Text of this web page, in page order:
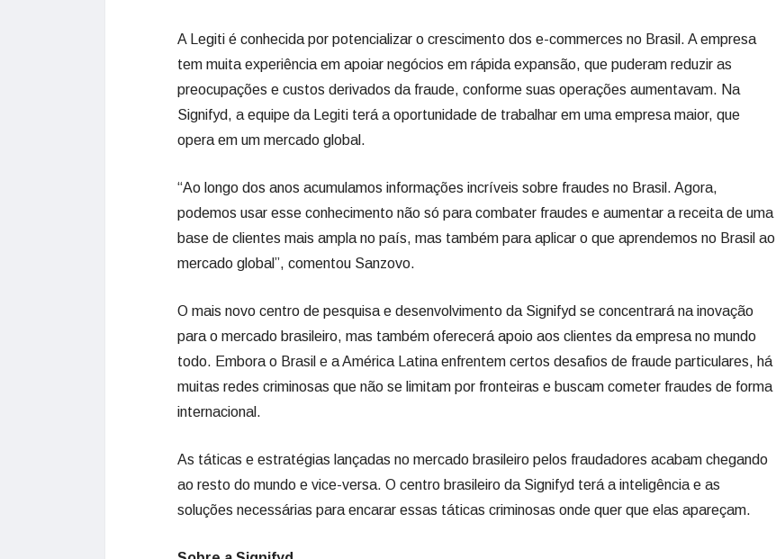
A Legiti é conhecida por potencializar o crescimento dos e-commerces no Brasil. A empresa
tem muita experiência em apoiar negócios em rápida expansão, que puderam reduzir as
preocupações e custos derivados da fraude, conforme suas operações aumentavam. Na
Signifyd, a equipe da Legiti terá a oportunidade de trabalhar em uma empresa maior, que
opera em um mercado global.
“Ao longo dos anos acumulamos informações incríveis sobre fraudes no Brasil. Agora,
podemos usar esse conhecimento não só para combater fraudes e aumentar a receita de uma
base de clientes mais ampla no país, mas também para aplicar o que aprendemos no Brasil ao
mercado global”, comentou Sanzovo.
O mais novo centro de pesquisa e desenvolvimento da Signifyd se concentrará na inovação
para o mercado brasileiro, mas também oferecerá apoio aos clientes da empresa no mundo
todo. Embora o Brasil e a América Latina enfrentem certos desafios de fraude particulares, há
muitas redes criminosas que não se limitam por fronteiras e buscam cometer fraudes de forma
internacional.
As táticas e estratégias lançadas no mercado brasileiro pelos fraudadores acabam chegando
ao resto do mundo e vice-versa. O centro brasileiro da Signifyd terá a inteligência e as
soluções necessárias para encarar essas táticas criminosas onde quer que elas apareçam.